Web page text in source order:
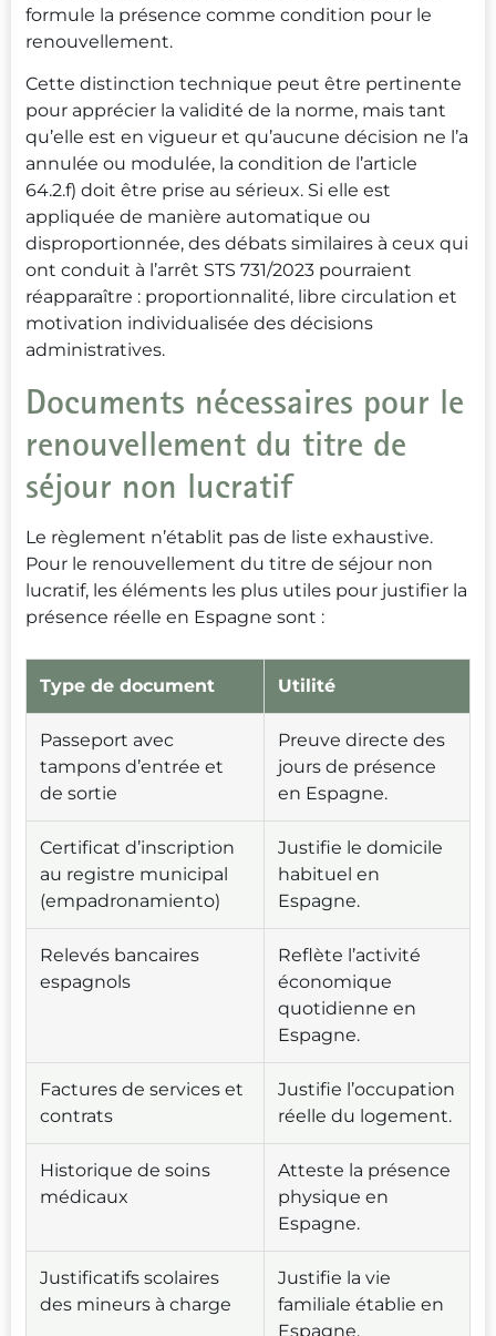
formule la présence comme condition pour le
renouvellement.
Cette distinction technique peut être pertinente
pour apprécier la validité de la norme, mais tant
qu’elle est en vigueur et qu’aucune décision ne l’a
annulée ou modulée, la condition de l’article
64.2.f) doit être prise au sérieux. Si elle est
appliquée de manière automatique ou
disproportionnée, des débats similaires à ceux qui
ont conduit à l’arrêt STS 731/2023 pourraient
réapparaître : proportionnalité, libre circulation et
motivation individualisée des décisions
administratives.
Documents nécessaires pour le
renouvellement du titre de
séjour non lucratif
Le règlement n’établit pas de liste exhaustive.
Pour le renouvellement du titre de séjour non
lucratif, les éléments les plus utiles pour justifier la
présence réelle en Espagne sont :
Type de document Utilité
Passeport avec
tampons d’entrée et
de sortie
Preuve directe des
jours de présence
en Espagne.
Certificat d’inscription
au registre municipal
(empadronamiento)
Justifie le domicile
habituel en
Espagne.
Relevés bancaires
espagnols
Reflète l’activité
économique
quotidienne en
Espagne.
Factures de services et
contrats
Justifie l’occupation
réelle du logement.
Historique de soins
médicaux
Atteste la présence
physique en
Espagne.
Justificatifs scolaires
des mineurs à charge
Justifie la vie
familiale établie en
Espagne.